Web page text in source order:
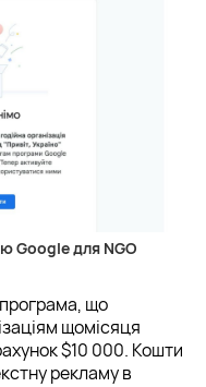
Google для NGO
що
щомісяця
$10 000. Кошти
рекламу в